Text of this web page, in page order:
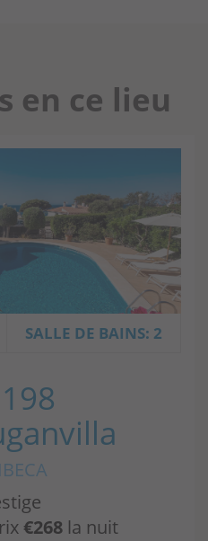
en ce lieu
SALLE DE BAINS: 2
€268 la nuit